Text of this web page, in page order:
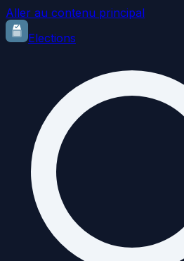
Aller au contenu principal
Elections